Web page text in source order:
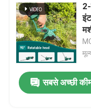
सबसे अच्छी